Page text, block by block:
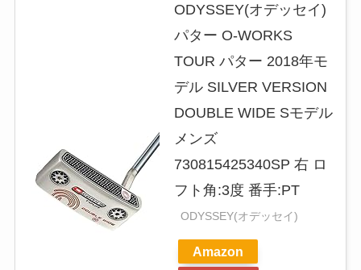
ODYSSEY(オデッセイ)
パター O-WORKS
TOUR パター 2018年モ
デル SILVER VERSION
DOUBLE WIDE Sモデル
メンズ
730815425340SP 右 ロ
フト角:3度 番手:PT
ODYSSEY(オデッセイ)
Amazon